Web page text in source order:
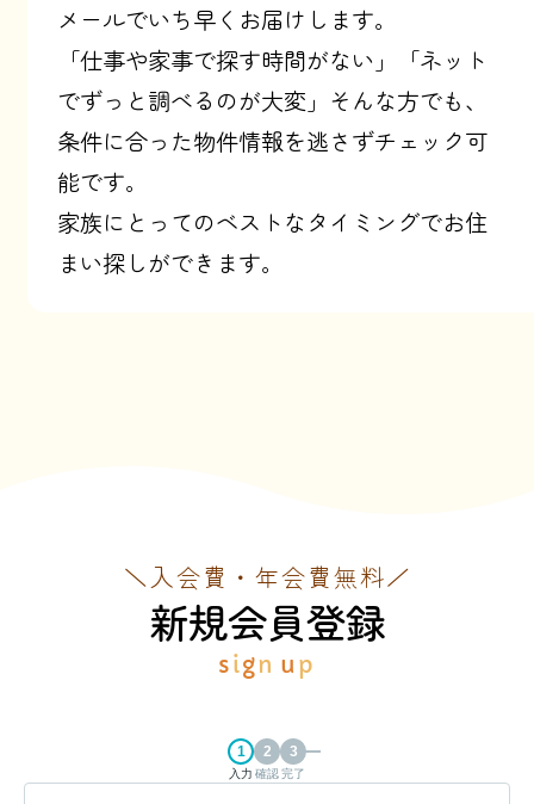
メールでいち早くお届けします。
「仕事や家事で探す時間がない」「ネット
でずっと調べるのが大変」そんな方でも、
条件に合った物件情報を逃さずチェック可
能です。
家族にとってのベストなタイミングでお住
まい探しができます。
＼入会費・年会費無料／
新規会員登録
sign u p
入力 確認完了